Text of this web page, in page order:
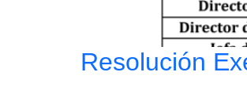
Resolución